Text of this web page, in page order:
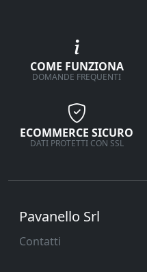
COME FUNZIONA
DOMANDE FREQUENTI
ECOMMERCE SICURO
DATI PROTETTI CON SSL
Pavanello Srl
Contatti